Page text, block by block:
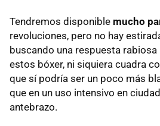
Tendremos disponible mucho
revoluciones, pero no hay
buscando una respuesta
estos bóxer, ni siquiera cuadra
que sí podría ser un poco más
que en un uso intensivo en
antebrazo.